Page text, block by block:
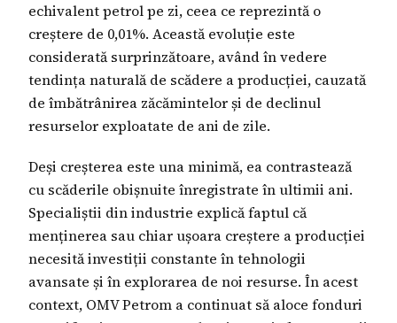
echivalent petrol pe zi, ceea ce reprezintă o
creștere de 0,01%. Această evoluție este
considerată surprinzătoare, având în vedere
tendința naturală de scădere a producției, cauzată
de îmbătrânirea zăcămintelor și de declinul
resurselor exploatate de ani de zile.
Deși creșterea este una minimă, ea contrastează
cu scăderile obișnuite înregistrate în ultimii ani.
Specialiștii din industrie explică faptul că
menținerea sau chiar ușoara creștere a producției
necesită investiții constante în tehnologii
avansate și în explorarea de noi resurse. În acest
context, OMV Petrom a continuat să aloce fonduri